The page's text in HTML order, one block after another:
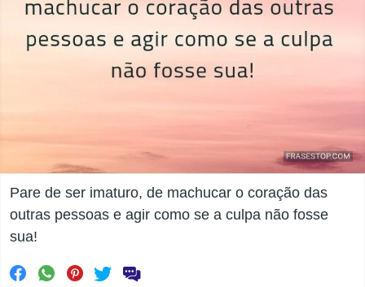
Pare de ser imaturo, de machucar o coração das
outras pessoas e agir como se a culpa não fosse
sua!